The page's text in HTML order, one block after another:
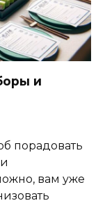
и
порадовать
вам уже